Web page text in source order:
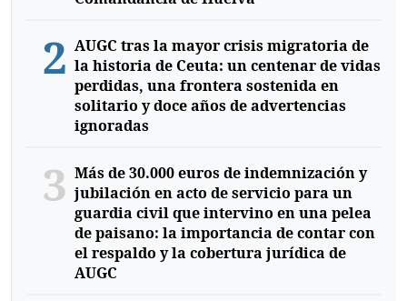
2 AUGC tras la mayor crisis migratoria de
la historia de Ceuta: un centenar de vidas
perdidas, una frontera sostenida en
solitario y doce años de advertencias
ignoradas
3 Más de 30.000 euros de indemnización y
jubilación en acto de servicio para un
guardia civil que intervino en una pelea
de paisano: la importancia de contar con
el respaldo y la cobertura jurídica de
AUGC